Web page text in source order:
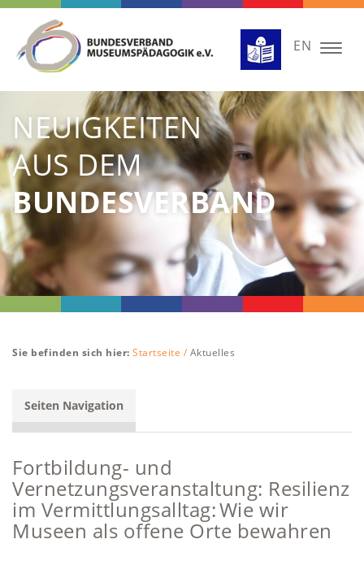
EN
NEUIGKEITEN
AUS DEM
BUNDESVERBAND
Sie befinden sich hier: Startseite / Aktuelles
Seiten Navigation
Fortbildung- und
Vernetzungsveranstaltung: Resilienz
im Vermittlungsalltag: Wie wir
Museen als offene Orte bewahren